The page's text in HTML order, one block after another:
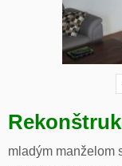
mladým manželom